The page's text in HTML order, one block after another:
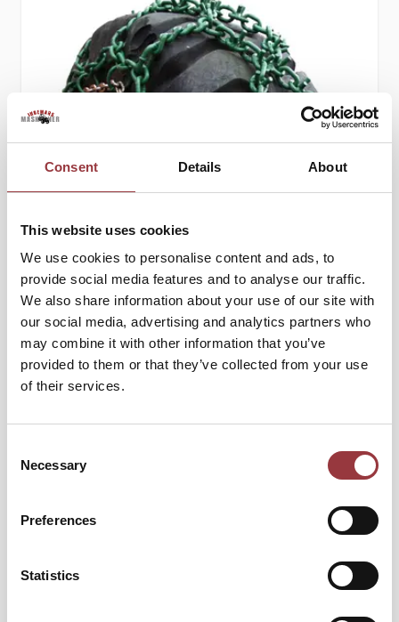
Consent Details About
This website uses cookies
We use cookies to personalise content and ads, to
provide social media features and to analyse our traffic.
We also share information about your use of our site with
our social media, advertising and analytics partners who
may combine it with other information that you’ve
provided to them or that they’ve collected from your use
of their services.
Selection
Necessary
Preferences
Statistics
SNÖKEDJOR SDSA 16MM; 16,9-34
Lägg till i kundvagn